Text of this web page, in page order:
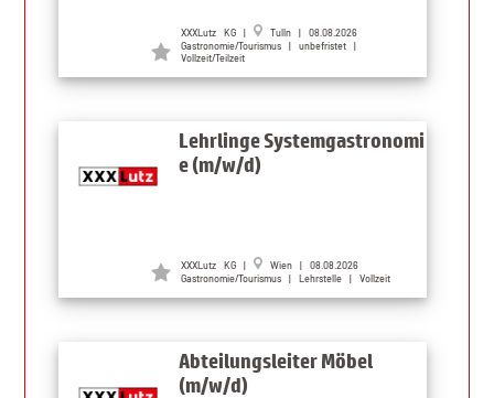
XXXLutz KG |
Tulln | 08.08.2026
Gastronomie/Tourismus | unbefristet |
Vollzeit/Teilzeit
Lehrlinge Systemgastronomi
e (m/w/d)
XXXLutz KG |
Wien | 08.08.2026
Gastronomie/Tourismus | Lehrstelle | Vollzeit
Abteilungsleiter Möbel
(m/w/d)